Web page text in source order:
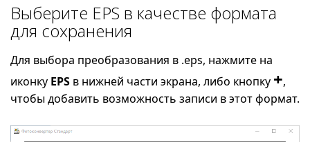
Выберите EPS в качестве формата
для сохранения
Для выбора преобразования в .eps, нажмите на
иконку EPS в нижней части экрана, либо кнопку +,
чтобы добавить возможность записи в этот формат.